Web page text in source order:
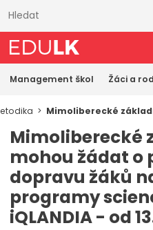
obsahu
Management škol Žáci a
Mimoliberecké
Mimoliberecké
mohou žádat o
dopravu žáků
programy
iQLANDIA - od